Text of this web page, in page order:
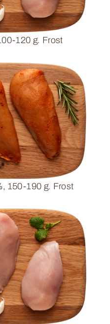
120 g. Frost
150-190 g. Frost